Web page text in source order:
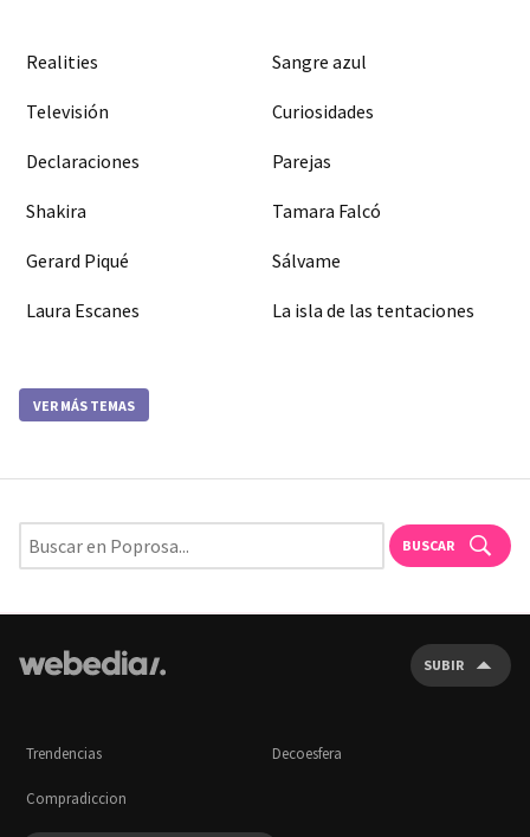
Realities Sangre azul
Televisión Curiosidades
Declaraciones Parejas
Shakira Tamara Falcó
Gerard Piqué Sálvame
Laura Escanes La isla de las tentaciones
VER MÁS TEMAS
BUSCAR
SUBIR
Trendencias Decoesfera
Compradiccion